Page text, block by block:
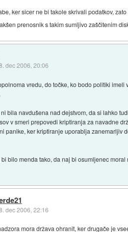
ker sicer ne bi takole skrivali podatkov,
prenosnik s takim sumljivo zaščitenim
dec 2006, 20:06
vredu, do točke, ko bodo politiki
bila navdušena nad dejstvom, da si lahko
v smeri prepovedi kriptiranja za navadne
panike, ker kriptiranje uporablja zanemarljiv
bilo menda tako, da naj bi osumljenec
dec 2006, 22:16
mora država ohranit, ker drugače je